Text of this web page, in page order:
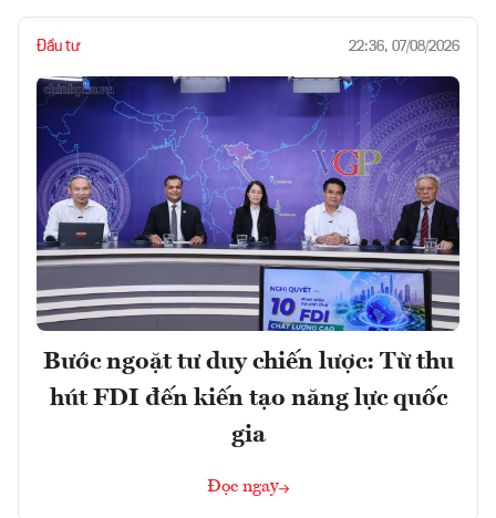
Đầu tư 22:36, 07/08/2026
Bước ngoặt tư duy chiến lược: Từ thu
hút FDI đến kiến tạo năng lực quốc
gia
Đọc ngay